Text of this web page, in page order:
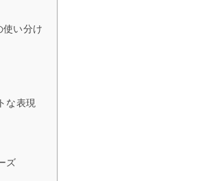
使い分け
な表現
ズ